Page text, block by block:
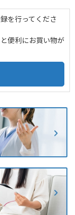
を行ってくださ
便利にお買い物が